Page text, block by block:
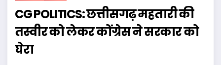
CG POLITICS: छत्तीसगढ़ महतारी की
तस्वीर को लेकर कोंग्रेस ने सरकार को
घेरा